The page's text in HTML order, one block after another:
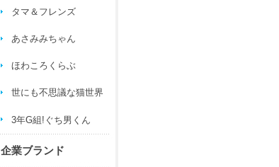
タマ＆フレンズ
あさみみちゃん
ほわころくらぶ
世にも不思議な猫世界
3年G組!ぐち男くん
企業ブランド